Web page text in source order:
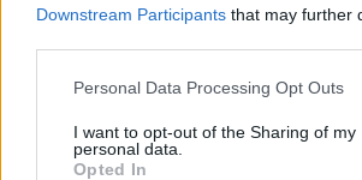
Downstream Participants that may further
Personal Data Processing Opt Outs
I want to opt-out of the Sharing of my
personal data.
Opted In
V Japonsku, které bojuje s
tři lvice, píše BBC News
4.8.2026 12:42 ( ČTK
Diskuse: 2
Tři lvice v